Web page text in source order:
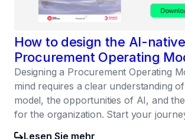
How to design the AI-native
Procurement Operating
Designing a Procurement Operating
mind requires a clear understanding
model, the opportunities of AI, and
for the organization. Start your
Lesen Sie mehr